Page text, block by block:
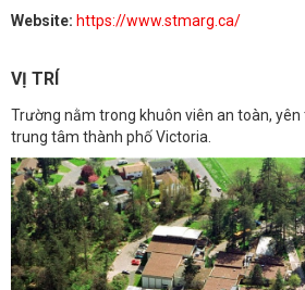
Website: https://www.stmarg.ca/
VỊ TRÍ
Trường nằm trong khuôn viên an toàn,
trung tâm thành phố Victoria.